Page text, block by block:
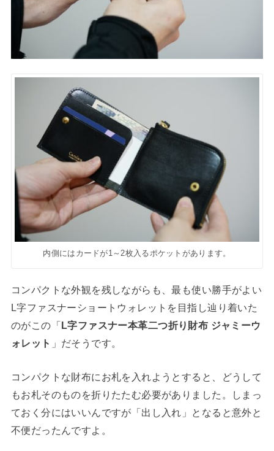
内側にはカードが1～2枚入るポケットがあります。
コンパクトな外観を残しながらも、最も使い勝手がよい
L字ファスナーショートウォレットを目指し辿り着いた
のがこの「L字ファスナー本革二つ折り財布 ジャミーウ
ォレット 」だそうです。
コンパクトな財布にお札を入れようとすると、どうして
もお札そのものを折りたたむ必要がありました。しまっ
ておく分にはいいんですが「出し入れ」となると意外と
不便だったんですよ。